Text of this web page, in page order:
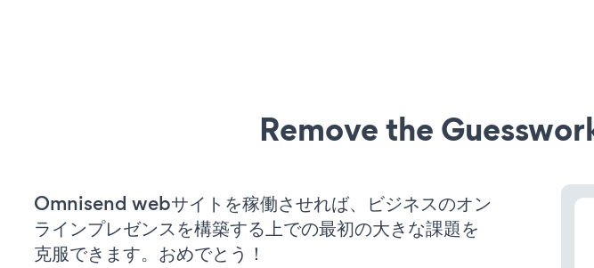
Remove the
Omnisend webサイトを稼働させれば、ビジネスのオン
ラインプレゼンスを構築する上での最初の大きな課題を
克服できます。おめでとう！